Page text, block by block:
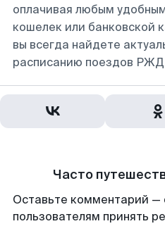
оплачивая любым
кошелек или банковской
вы всегда найдете
расписанию поездов
Часто
Оставьте комментарий —
пользователям принять